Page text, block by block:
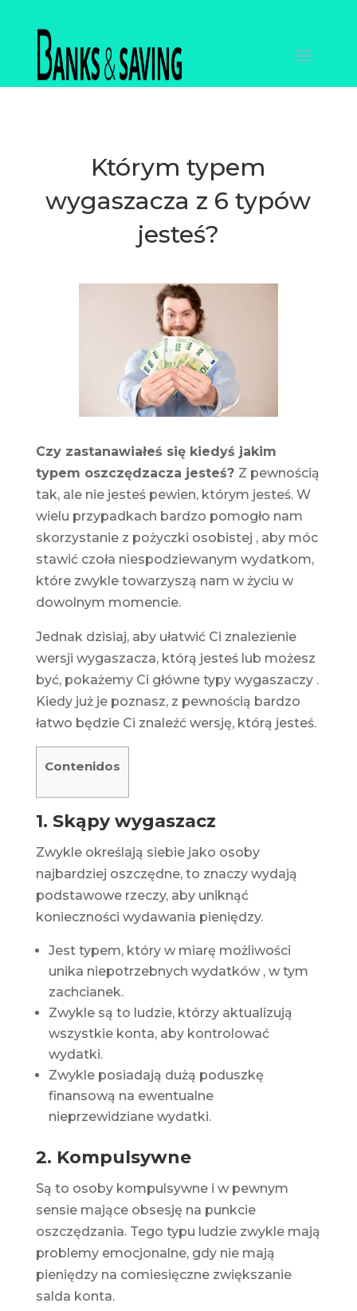
Którym typem
wygaszacza z 6 typów
jesteś?
Czy zastanawiałeś się kiedyś jakim
typem oszczędzacza jesteś? Z pewnością
tak, ale nie jesteś pewien, którym jesteś. W
wielu przypadkach bardzo pomogło nam
skorzystanie z pożyczki osobistej , aby móc
stawić czoła niespodziewanym wydatkom,
które zwykle towarzyszą nam w życiu w
dowolnym momencie.
Jednak dzisiaj, aby ułatwić Ci znalezienie
wersji wygaszacza, którą jesteś lub możesz
być, pokażemy Ci główne typy wygaszaczy .
Kiedy już je poznasz, z pewnością bardzo
łatwo będzie Ci znaleźć wersję, którą jesteś.
Contenidos
1. Skąpy wygaszacz
Zwykle określają siebie jako osoby
najbardziej oszczędne, to znaczy wydają
podstawowe rzeczy, aby uniknąć
konieczności wydawania pieniędzy.
Jest typem, który w miarę możliwości
unika niepotrzebnych wydatków, w tym
zachcianek.
Zwykle są to ludzie, którzy aktualizują
wszystkie konta, aby kontrolować
wydatki.
Zwykle posiadają dużą poduszkę
finansową na ewentualne
nieprzewidziane wydatki.
2. Kompulsywne
Są to osoby kompulsywne i w pewnym
sensie mające obsesję na punkcie
oszczędzania. Tego typu ludzie zwykle mają
problemy emocjonalne, gdy nie mają
pieniędzy na comiesięczne zwiększanie
salda konta.